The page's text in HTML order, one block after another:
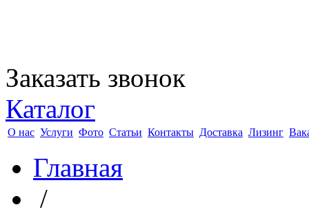
Заказать звонок
Каталог
О нас Услуги Фото Статьи Контакты Доставка Лизинг
Главная
/